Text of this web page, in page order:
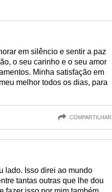
em silêncio e sentir a paz
o seu carinho e o seu amor
Minha satisfação em
melhor todos os dias, para
COMPARTILHAR
lado. Isso direi ao mundo
tantas outras que lhe dou